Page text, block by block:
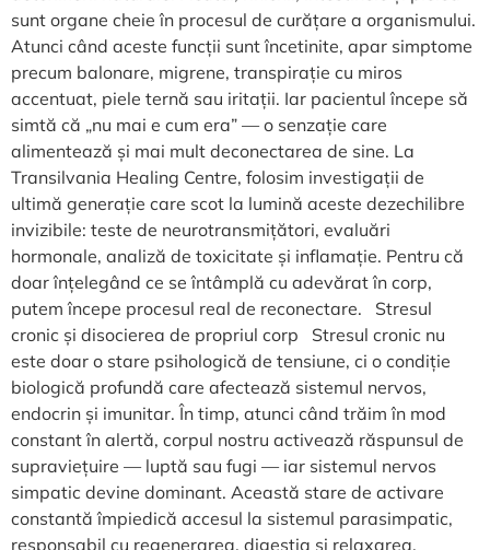
sunt organe cheie în procesul de curățare a organismului.
Atunci când aceste funcții sunt încetinite, apar simptome
precum balonare, migrene, transpirație cu miros
accentuat, piele ternă sau iritații. Iar pacientul începe să
simtă că „nu mai e cum era” — o senzație care
alimentează și mai mult deconectarea de sine. La
Transilvania Healing Centre, folosim investigații de
ultimă generație care scot la lumină aceste dezechilibre
invizibile: teste de neurotransmițători, evaluări
hormonale, analiză de toxicitate și inflamație. Pentru că
doar înțelegând ce se întâmplă cu adevărat în corp,
putem începe procesul real de reconectare. Stresul
cronic și disocierea de propriul corp Stresul cronic nu
este doar o stare psihologică de tensiune, ci o condiție
biologică profundă care afectează sistemul nervos,
endocrin și imunitar. În timp, atunci când trăim în mod
constant în alertă, corpul nostru activează răspunsul de
supraviețuire — luptă sau fugi — iar sistemul nervos
simpatic devine dominant. Această stare de activare
constantă împiedică accesul la sistemul parasimpatic,
responsabil cu regenerarea, digestia și relaxarea.